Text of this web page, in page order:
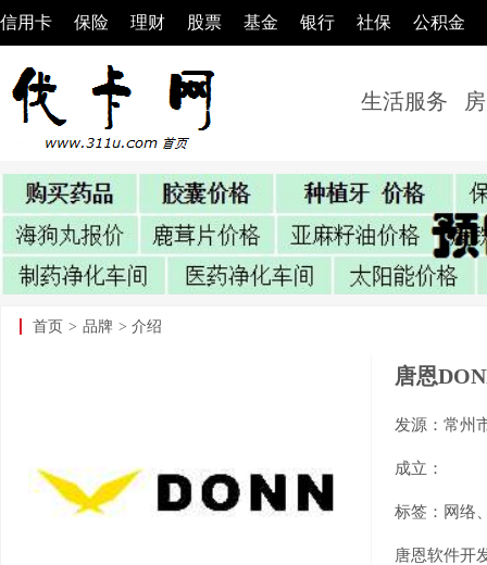
信用卡 保险 理财 股票 基金 银行 社保 公积金
生活服务
首页 > 品牌 > 介绍
唐恩
发源：常州
成立：
标签：网络
唐恩软件开